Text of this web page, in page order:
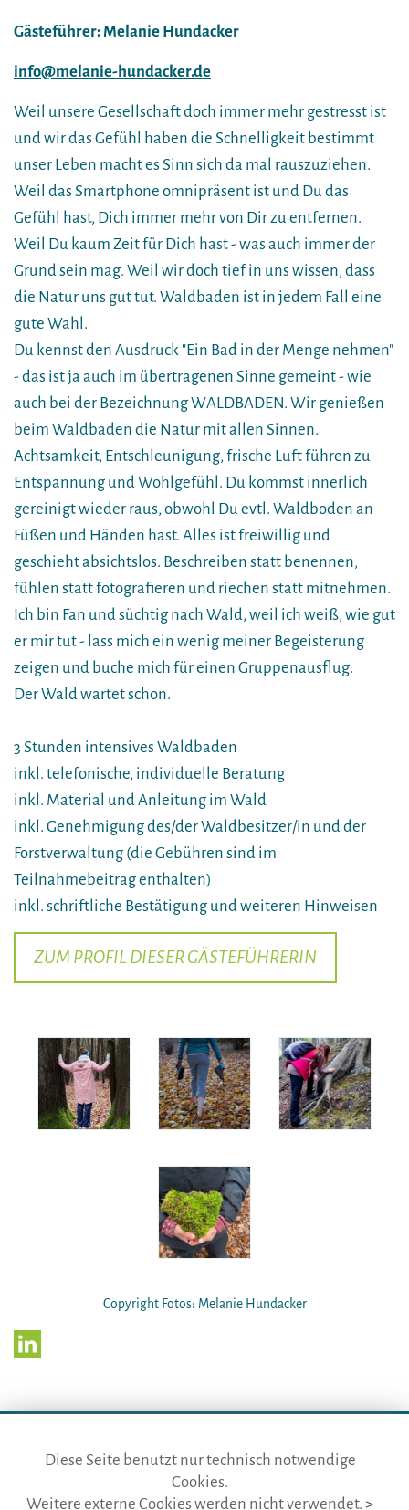
Gästeführer: Melanie Hundacker
info@melanie-hundacker.de
Weil unsere Gesellschaft doch immer mehr gestresst ist
und wir das Gefühl haben die Schnelligkeit bestimmt
unser Leben macht es Sinn sich da mal rauszuziehen.
Weil das Smartphone omnipräsent ist und Du das
Gefühl hast, Dich immer mehr von Dir zu entfernen.
Weil Du kaum Zeit für Dich hast - was auch immer der
Grund sein mag. Weil wir doch tief in uns wissen, dass
die Natur uns gut tut. Waldbaden ist in jedem Fall eine
gute Wahl.
Du kennst den Ausdruck "Ein Bad in der Menge nehmen"
- das ist ja auch im übertragenen Sinne gemeint - wie
auch bei der Bezeichnung WALDBADEN. Wir genießen
beim Waldbaden die Natur mit allen Sinnen.
Achtsamkeit, Entschleunigung, frische Luft führen zu
Entspannung und Wohlgefühl. Du kommst innerlich
gereinigt wieder raus, obwohl Du evtl. Waldboden an
Füßen und Händen hast. Alles ist freiwillig und
geschieht absichtslos. Beschreiben statt benennen,
fühlen statt fotografieren und riechen statt mitnehmen.
Ich bin Fan und süchtig nach Wald, weil ich weiß, wie gut
er mir tut - lass mich ein wenig meiner Begeisterung
zeigen und buche mich für einen Gruppenausflug.
Der Wald wartet schon.
3 Stunden intensives Waldbaden
inkl. telefonische, individuelle Beratung
inkl. Material und Anleitung im Wald
inkl. Genehmigung des/der Waldbesitzer/in und der
Forstverwaltung (die Gebühren sind im
Teilnahmebeitrag enthalten)
inkl. schriftliche Bestätigung und weiteren Hinweisen
ZUM PROFIL DIESER GÄSTEFÜHRERIN
Copyright Fotos: Melanie Hundacker
die gästeführer · vertr. durch BVGD · Gustav-Adolf-Str. 33 · D-90439
Diese Seite benutzt nur technisch notwendige
Cookies.
Weitere externe Cookies werden nicht verwendet. >